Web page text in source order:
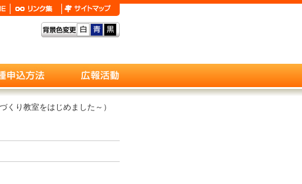
くり教室をはじめました～）